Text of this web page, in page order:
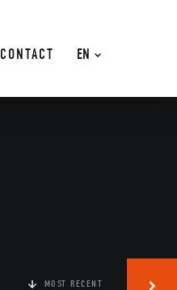
EN
CONTACT
MOST RECENT